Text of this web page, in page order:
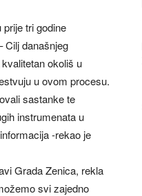
tri godine
Cilj današnjeg
okoliš u
u ovom procesu.
sastanke te
instrumenata u
-rekao je
Grada Zenica, rekla
svi zajedno